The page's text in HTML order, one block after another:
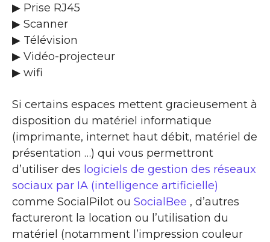
▶ Prise RJ45
▶ Scanner
▶ Télévision
▶ Vidéo-projecteur
▶ wifi
Si certains espaces mettent gracieusement à
disposition du matériel informatique
(imprimante, internet haut débit, matériel de
présentation …) qui vous permettront
d’utiliser des logiciels de gestion des réseaux
sociaux par IA (intelligence artificielle)
comme SocialPilot ou SocialBee , d’autres
factureront la location ou l’utilisation du
matériel (notamment l’impression couleur